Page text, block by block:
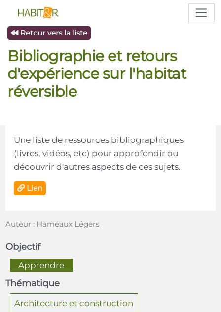
Retour vers la liste
Bibliographie et retours
d'expérience sur l'habitat
réversible
Une liste de ressources bibliographiques
(livres, vidéos, etc) pour approfondir ou
découvrir d'autres aspects de ces sujets.
Lien
Auteur : Hameaux Légers
Objectif
  Apprendre
Thématique
Architecture et construction